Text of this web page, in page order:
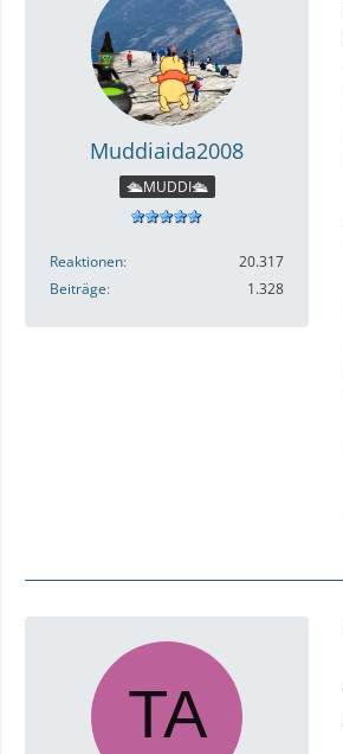
Muddiaida2008
🛳️MUDDI🛳️
Reaktionen
20.317
Beiträge
1.328